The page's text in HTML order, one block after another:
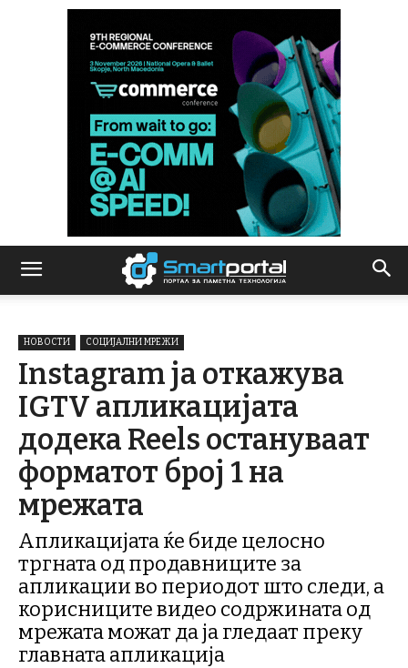
НОВОСТИ СОЦИЈАЛНИ МРЕЖИ
Instagram ја откажува
IGTV апликацијата
додека Reels остануваат
форматот број 1 на
мрежата
Апликацијата ќе биде целосно
тргната од продавниците за
апликации во периодот што следи, а
корисниците видео содржината од
мрежата можат да ја гледаат преку
главната апликација